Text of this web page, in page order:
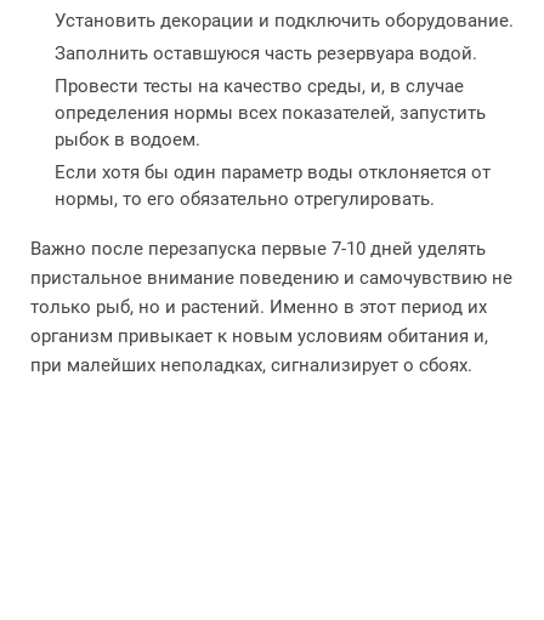
Установить декорации и подключить оборудование.
Заполнить оставшуюся часть резервуара водой.
Провести тесты на качество среды, и, в случае
определения нормы всех показателей, запустить
рыбок в водоем.
Если хотя бы один параметр воды отклоняется от
нормы, то его обязательно отрегулировать.
Важно после перезапуска первые 7-10 дней уделять
пристальное внимание поведению и самочувствию не
только рыб, но и растений. Именно в этот период их
организм привыкает к новым условиям обитания и,
при малейших неполадках, сигнализирует о сбоях.